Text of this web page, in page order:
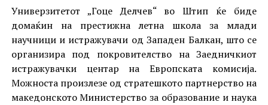
Универзитетот „Гоце Делчев“ во Штип ќе биде
домаќин на престижна летна школа за млади
научници и истражувачи од Западен Балкан, што се
организира под покровителство на Заедничкиот
истражувачки центар на Европската комисија.
Можноста произлезе од стратешкото партнерство на
македонското Министерство за образование и наука